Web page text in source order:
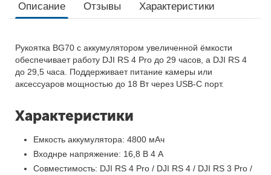
Описание Отзывы Характеристики
Рукоятка BG70 с аккумулятором увеличенной ёмкости
обеспечивает работу DJI RS 4 Pro до 29 часов, а DJI RS 4
до 29,5 часа. Поддерживает питание камеры или
аксессуаров мощностью до 18 Вт через USB-C порт.
Характеристики
Емкость аккумулятора: 4800 мАч
Входнре напряжение: 16,8 В 4 А
Совместимость: DJI RS 4 Pro / DJI RS 4 / DJI RS 3 Pro /